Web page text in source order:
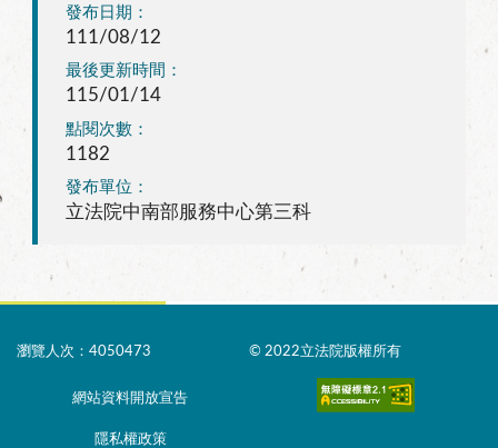
發布日期：
111/08/12
最後更新時間：
115/01/14
點閱次數：
1182
發布單位：
立法院中南部服務中心第三科
瀏覽人次：4050473 © 2022立法院版權所有
隱私權政策
網站資料開放宣告